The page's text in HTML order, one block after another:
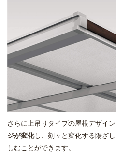
さらに上吊りタイプの屋根デザイン
ジが変化し、刻々と変化する陽ざ
しむことができます。